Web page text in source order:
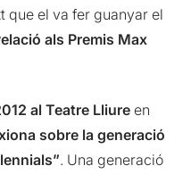
que el va fer guanyar el
als Premis Max
al Teatre Lliure en
sobre la generació
. Una generació